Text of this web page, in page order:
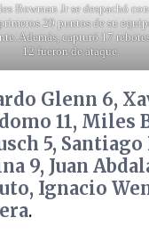
Bowman Jr se despachó
20 puntos de su
Además, capturó 17
12 fueron de ataque.
Glenn 6,
11, Miles
5, Santiago
9, Juan
Ignacio
.